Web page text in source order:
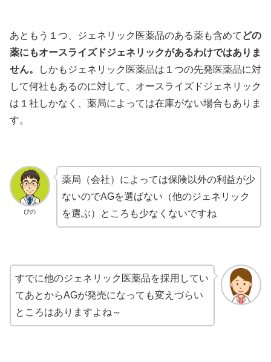
あともう１つ、ジェネリック医薬品のある薬も含めて どの
薬にもオースライズドジェネリックがあるわけではありま
せん。
しかもジェネリック医薬品は１つの先発医薬品に対
して何社もあるのに対して、オースライズドジェネリック
は１社しかなく、薬局によっては在庫がない場合もありま
す。
ぴの
薬局（会社）によっては保険以外の利益が少
ないのでAGを選ばない（他のジェネリック
を選ぶ）ところも少なくないですね
すでに他のジェネリック医薬品を採用してい
てあとからAGが発売になっても変えづらい
ところはありますよね～